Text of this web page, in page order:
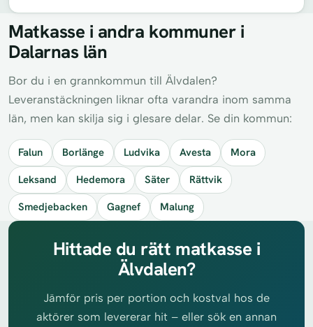
Matkasse i andra kommuner i
Dalarnas län
Bor du i en grannkommun till Älvdalen?
Leveranstäckningen liknar ofta varandra inom samma
län, men kan skilja sig i glesare delar. Se din kommun:
Falun Borlänge Ludvika Avesta
Mora
Leksand
Hedemora Säter
Rättvik
Smedjebacken
Gagnef Malung
Hittade du rätt matkasse i
Älvdalen?
Jämför pris per portion och kostval hos de
aktörer som levererar hit – eller sök en annan